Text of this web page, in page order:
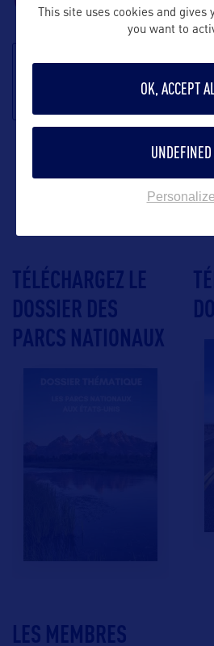
LES MEMBRES
S'inscrire à la
TÉLÉCHARGEZ LE
DOSSIER DES
PARCS NATIONAUX
This site uses cookies and gives
you want to
OK, ACCEPT
UNDEFINED
Personalize